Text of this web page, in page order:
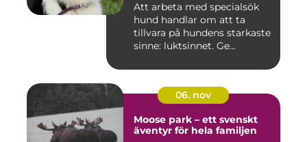
Att arbeta med specialsök
hund handlar om att ta
tillvara på hundens starkaste
sinne: luktsinnet. Ge...
06. nov
Moose park – ett svenskt
äventyr för hela familjen